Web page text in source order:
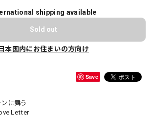
shipping available
Sold out
日本国内にお住まいの方向け
Save
に舞う
Letter